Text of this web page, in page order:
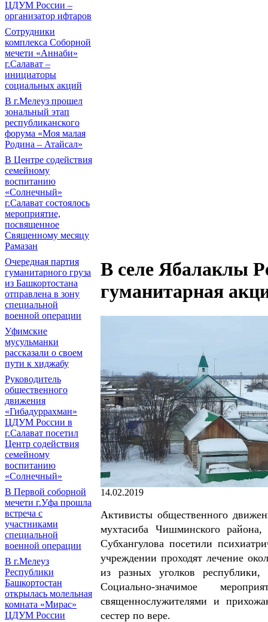
ЦДУМ России –
организатор ифтаров
Сотрудники
комплекса Соборной
мечети «Аннаби»
г.Салават –
инициаторы
социальных акций
В г.Мелеуз прошел
зональный этап
республиканского
форума «Моя малая
Родина – Атайсал»
В Центре содействия
семейному
воспитанию
«Солнечный»
г.Салават состоялось
мероприятие,
посвященное
Священному месяцу
Рамазан
Очередная партия
гуманитарного груза
из Башкортостана
отправлена в зону
специальной
военной операции
Уфимские
мусульманки
рассказали о своем
пути к хиджабу
Руководитель
общественного
движения
«Гибадуррахман»
ЦДУМ России в
г.Салават посетил
Центр содействия
семейному
воспитанию
«Солнечный»
В Первой соборной
мечети г.Уфа прошла
встреча с
участниками
специальной
военной операции
В г.Мелеуз
Республики
Башкортостан
открылась молельная
комната «Мирас»
ЦДУМ России
В селе Ябалаклы
гуманитарная
14.02.2019
Активисты общественного
мухтасиба Чишминского
Субхангулова посетили
учреждении проходят лечение
из разных уголков
Социально-значимое
священнослужителями и
сестер по вере.